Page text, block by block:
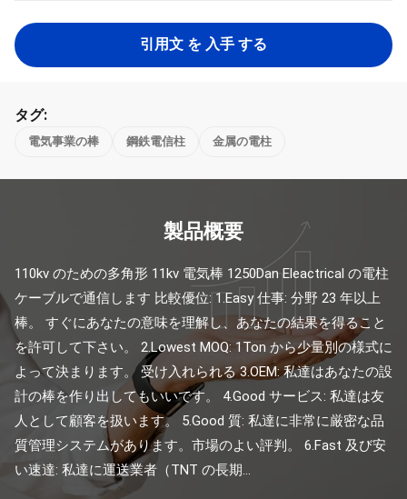
引用文 を 入手 する
タグ:
電気事業の棒 鋼鉄電信柱 金属の電柱
製品概要
110kv のための多角形 11kv 電気棒 1250Dan Eleactrical の電柱
ケーブルで通信します 比較優位: 1.Easy 仕事: 分野 23 年以上
棒。 すぐにあなたの意味を理解し、あなたの結果を得ること
を許可して下さい。 2.Lowest MOQ: 1Ton から少量別の様式に
よって決まります。 受け入れられる 3.OEM: 私達はあなたの設
計の棒を作り出してもいいです。 4.Good サービス: 私達は友
人として顧客を扱います。 5.Good 質: 私達に非常に厳密な品
質管理システムがあります。市場のよい評判。 6.Fast 及び安
い速達: 私達に運送業者（TNT の長期...